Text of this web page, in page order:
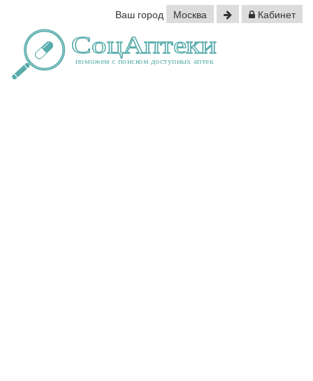
Ваш город Москва Кабинет